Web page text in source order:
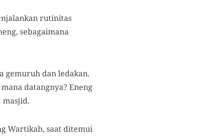
rutinitas
sebagaimana
gemuruh dan ledakan.
datangnya? Eneng
Wartikah, saat ditemui